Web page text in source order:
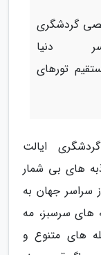
گردشگری
دنیا
تورهای
ایالت
های بی شمار
سراسر جهان به
سرسبز، مه
های متنوع و